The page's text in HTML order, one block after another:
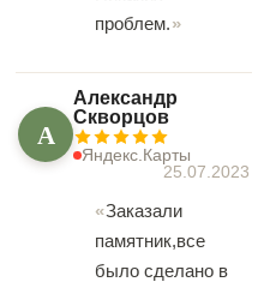
проблем.
А
Александр
Скворцов
Яндекс.Карты
25.07.2023
Заказали
памятник,все
было сделано в